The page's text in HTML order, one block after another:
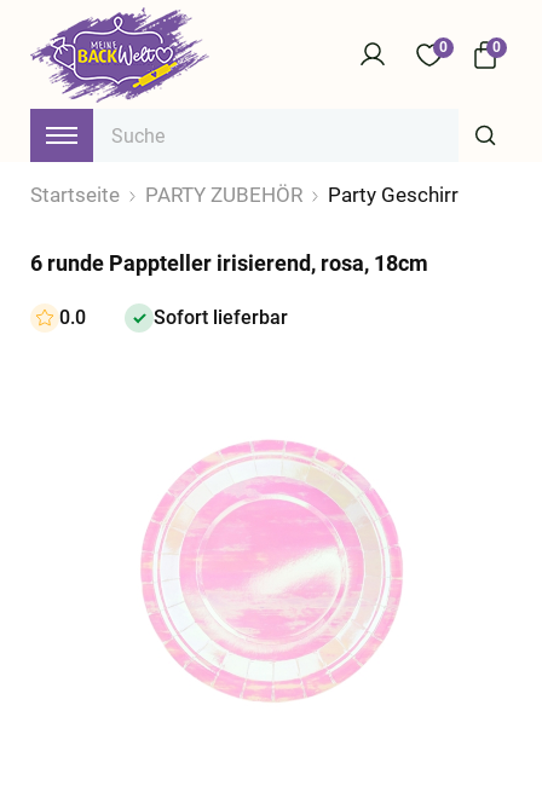
0 0
Startseite PARTY ZUBEHÖR Party Geschirr
6 runde Pappteller irisierend, rosa, 18cm
0.0 Sofort lieferbar